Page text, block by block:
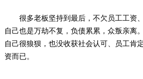
很多老板坚持到最后，不欠员工工资
自己也是万劫不复，负债累累，众叛亲离
自己很狼狈，也没收获社会认可、员工肯
资而已。